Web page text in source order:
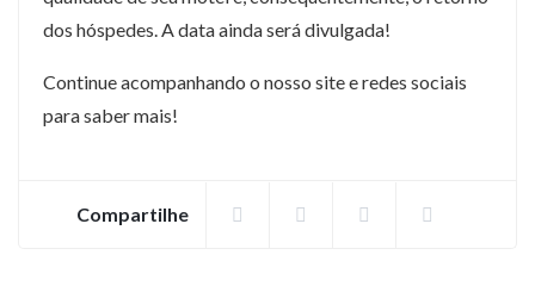
dos hóspedes. A data ainda será divulgada!
Continue acompanhando o nosso site e redes sociais
para saber mais!
Compartilhe